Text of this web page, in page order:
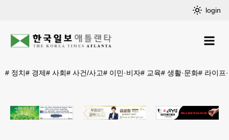
login
# 정치# 경제# 사회# 사건/사고# 이민·비자# 교육# 생활·문화# 라이프